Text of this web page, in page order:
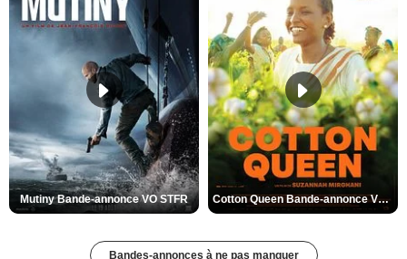
Mutiny Bande-annonce VO STFR Cotton Queen Bande-annonce VO STFR
Bandes-annonces à ne pas manquer